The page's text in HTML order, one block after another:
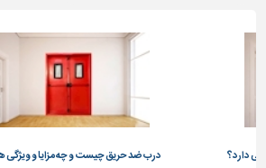
دارد؟ درب ضد حریق چیست و چه مزایا و ویژگی